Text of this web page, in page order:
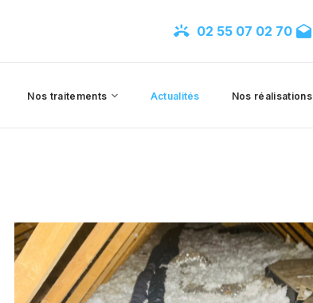
02 55 07 02 70
Nos traitements Actualités Nos réalisations